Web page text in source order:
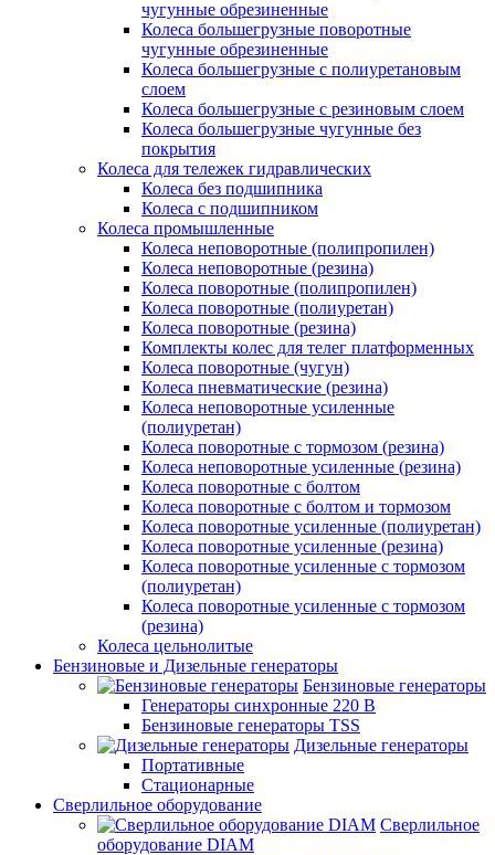
чугунные обрезиненные
Колеса большегрузные поворотные
чугунные обрезиненные
Колеса большегрузные с полиуретановым
слоем
Колеса большегрузные с резиновым слоем
Колеса большегрузные чугунные без
покрытия
Колеса для тележек гидравлических
Колеса без подшипника
Колеса с подшипником
Колеса промышленные
Колеса неповоротные (полипропилен)
Колеса неповоротные (резина)
Колеса поворотные (полипропилен)
Колеса поворотные (полиуретан)
Колеса поворотные (резина)
Комплекты колес для телег платформенных
Колеса поворотные (чугун)
Колеса пневматические (резина)
Колеса неповоротные усиленные
(полиуретан)
Колеса поворотные c тормозом (резина)
Колеса неповоротные усиленные (резина)
Колеса поворотные с болтом
Колеса поворотные с болтом и тормозом
Колеса поворотные усиленные (полиуретан)
Колеса поворотные усиленные (резина)
Колеса поворотные усиленные с тормозом
(полиуретан)
Колеса поворотные усиленные с тормозом
(резина)
Колеса цельнолитые
Бензиновые и Дизельные генераторы
Бензиновые генераторы
Генераторы синхронные 220 В
Бензиновые генераторы TSS
Дизельные генераторы
Портативные
Стационарные
Сверлильное оборудование
Сверлильное
оборудование DIAM